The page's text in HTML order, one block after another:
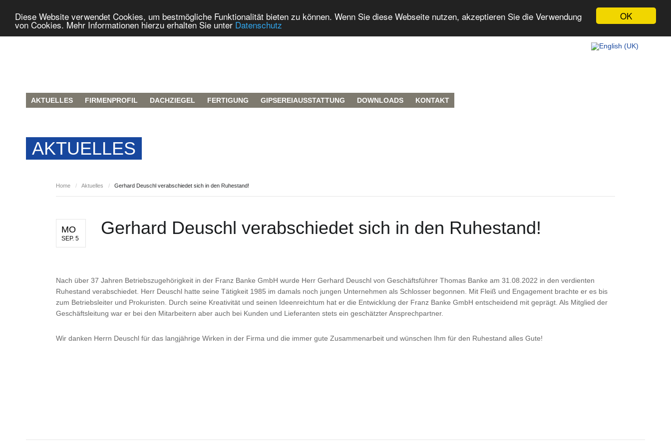
OK
Diese Website verwendet Cookies, um bestmögliche Funktionalität bieten zu können. Wenn Sie diese Webseite nutzen, akzeptieren Sie die Verwendung
von Cookies. Mehr Informationen hierzu erhalten Sie unter Datenschutz
AKTUELLES FIRMENPROFIL DACHZIEGEL FERTIGUNG GIPSEREIAUSSTATTUNG DOWNLOADS KONTAKT
AKTUELLES
Home / Aktuelles / Gerhard Deuschl verabschiedet sich in den Ruhestand!
MO
SEP. 5
Gerhard Deuschl verabschiedet sich in den Ruhestand!
Nach über 37 Jahren Betriebszugehörigkeit in der Franz Banke GmbH wurde Herr Gerhard Deuschl von Geschäftsführer Thomas Banke am 31.08.2022 in den verdienten
Ruhestand verabschiedet. Herr Deuschl hatte seine Tätigkeit 1985 im damals noch jungen Unternehmen als Schlosser begonnen. Mit Fleiß und Engagement brachte er es bis
zum Betriebsleiter und Prokuristen. Durch seine Kreativität und seinen Ideenreichtum hat er die Entwicklung der Franz Banke GmbH entscheidend mit geprägt. Als Mitglied der
Geschäftsleitung war er bei den Mitarbeitern aber auch bei Kunden und Lieferanten stets ein geschätzter Ansprechpartner.
Wir danken Herrn Deuschl für das langjährige Wirken in der Firma und die immer gute Zusammenarbeit und wünschen Ihm für den Ruhestand alles Gute!